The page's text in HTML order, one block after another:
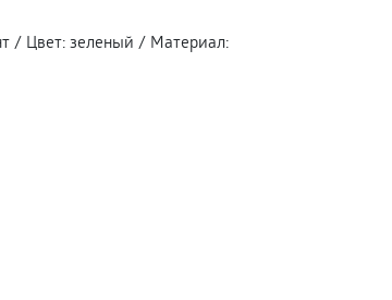
/ Цвет: зеленый / Материал: